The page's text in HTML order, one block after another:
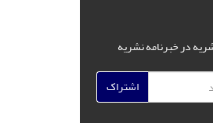
در خبرنامه نشریه
اشتراک